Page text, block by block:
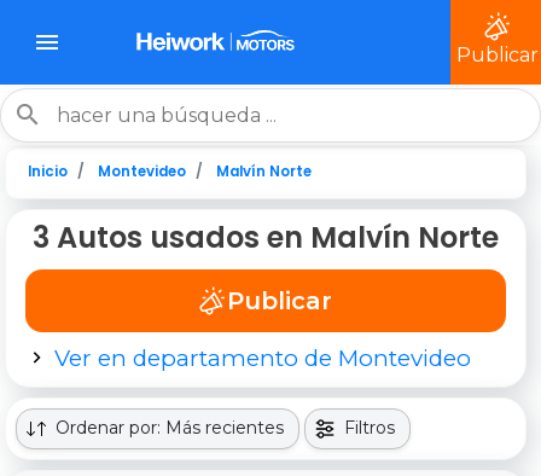
Publicar
Inicio Montevideo Malvín Norte
3 Autos usados en Malvín Norte
Publicar
Ver en departamento de Montevideo
Ordenar por: Más recientes Filtros